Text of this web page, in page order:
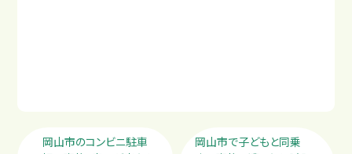
岡山市で子どもと同乗
岡山市のコンビニ駐車